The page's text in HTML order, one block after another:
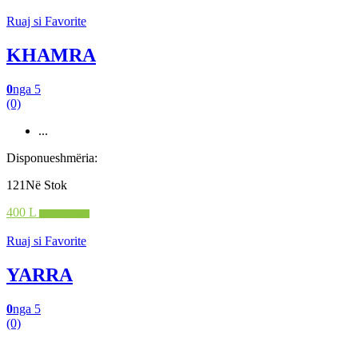
Ruaj si Favorite
KHAMRA
0nga 5
(0)
...
Disponueshmëria:
121Në Stok
400 L
Ruaj si Favorite
YARRA
0nga 5
(0)